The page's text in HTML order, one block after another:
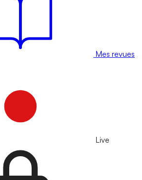
Mes revues
Live